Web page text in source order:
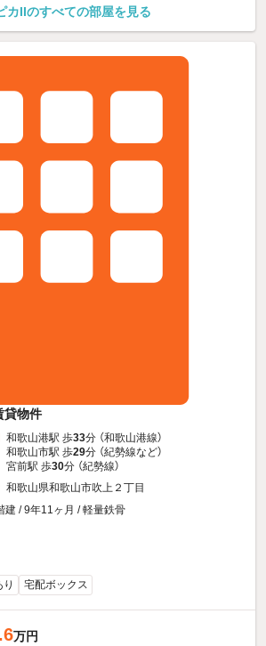
カIIのすべての部屋を見る
貸物件
和歌山港駅 歩33分 （和歌山港線）
和歌山市駅 歩29分 （紀勢線など）
宮前駅 歩30分 （紀勢線）
和歌山県和歌山市吹上２丁目
建 / 9年11ヶ月 / 軽量鉄骨
宅配ボックス
万円